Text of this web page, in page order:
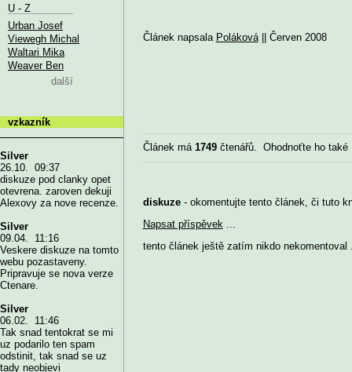
Článek napsala Poláková|| Červen 2008
Článek má 1749čtenářů. Ohodnoťte ho
diskuze- okomentujte tento článek, či tuto
Napsat příspěvek...
tento článek ještě zatím nikdo nekomentoval
U - Z
Urban Josef
Viewegh Michal
Waltari Mika
Weaver Ben
další
vzkazník
Silver
26.10. 09:37
diskuze pod clanky opet
otevrena. zaroven dekuji
Alexovy za nove recenze.
Silver
09.04. 11:16
Veskere diskuze na tomto
webu pozastaveny.
Pripravuje se nova verze
Ctenare.
Silver
06.02. 11:46
Tak snad tentokrat se mi
uz podarilo ten spam
odstinit, tak snad se uz
tady neobjevi